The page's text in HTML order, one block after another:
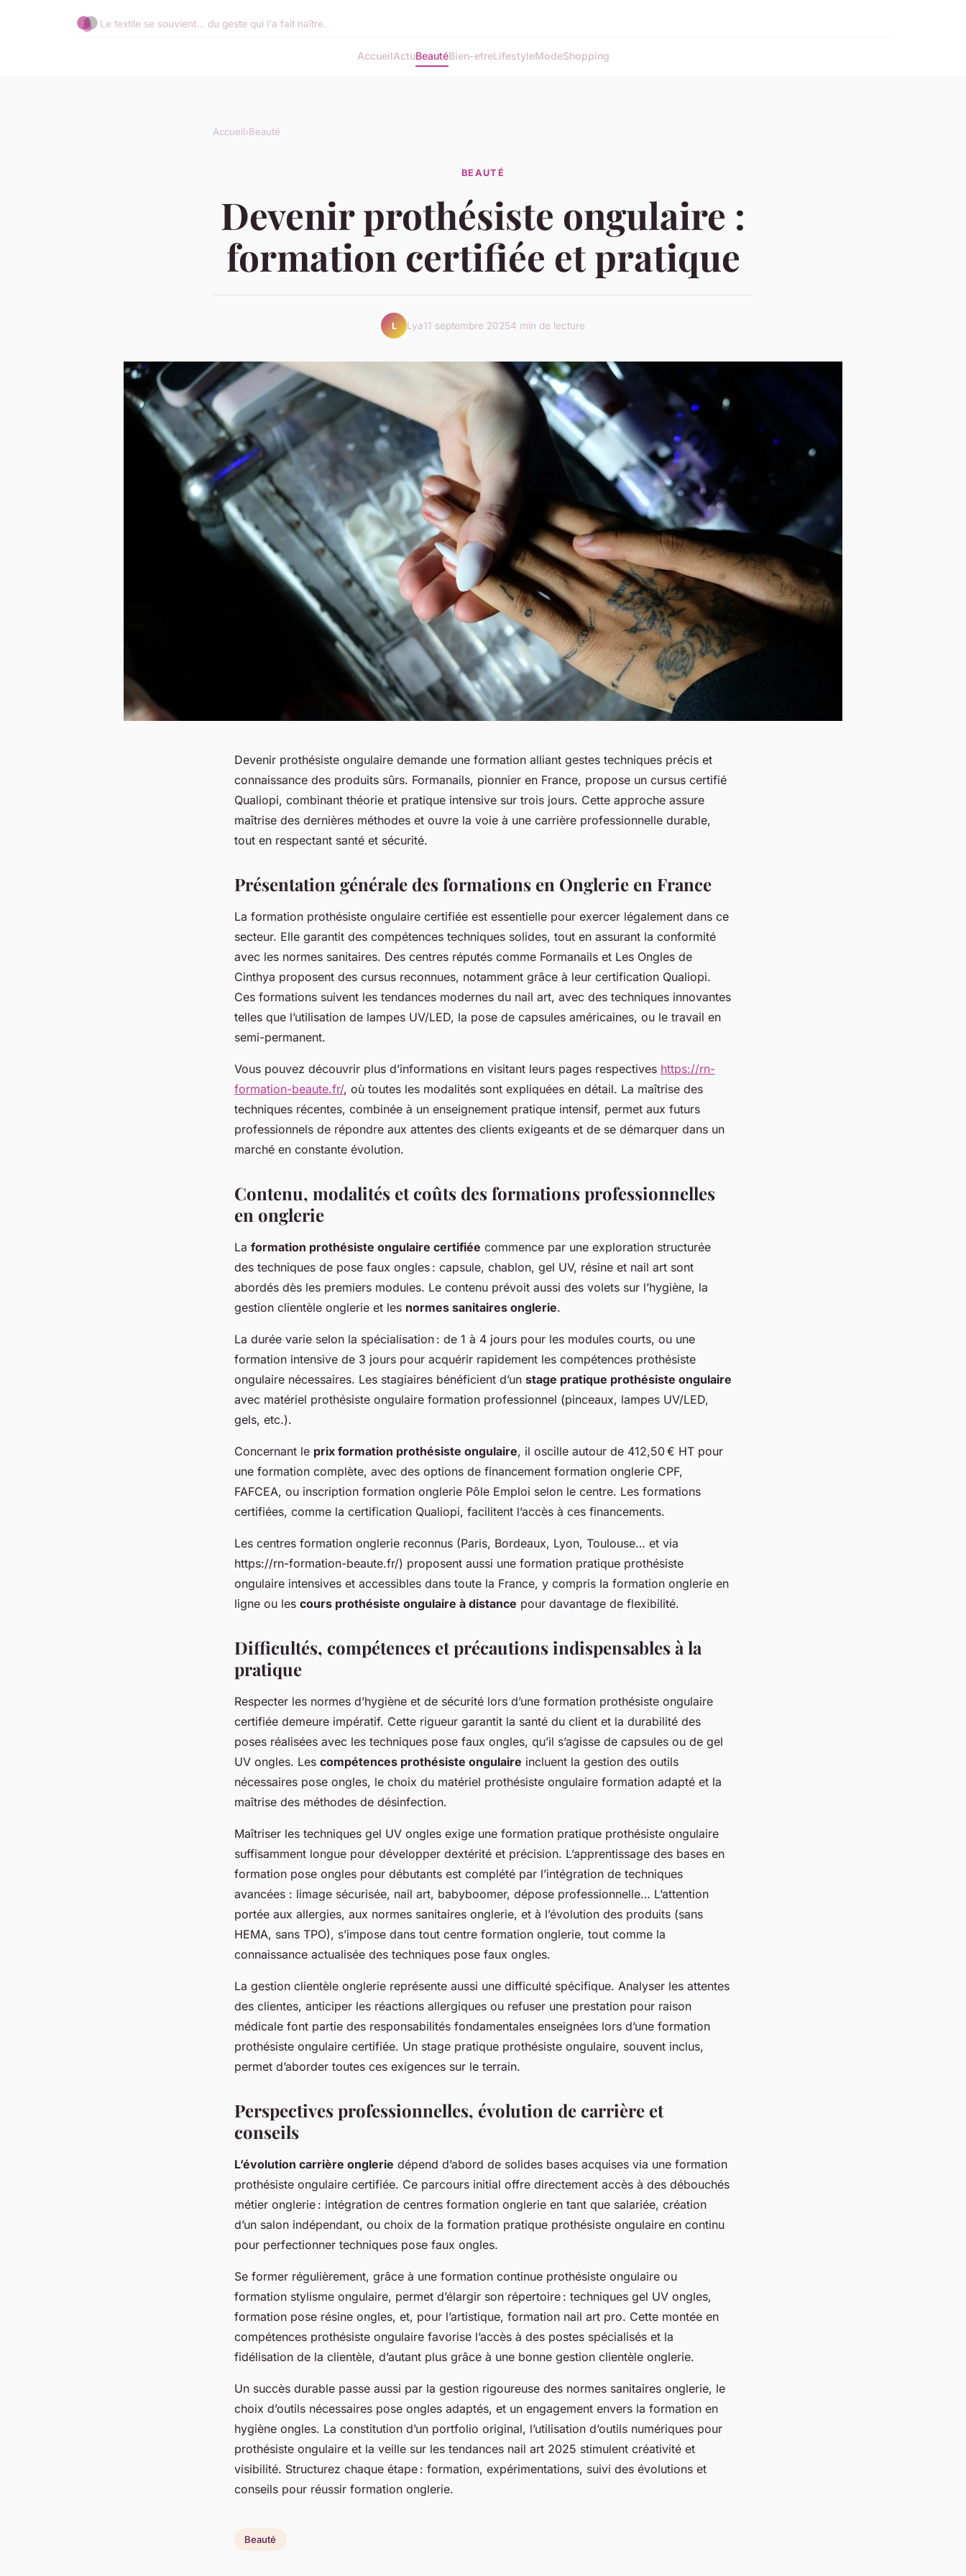
Le textile se souvient... du geste qui l'a fait naître.
AccueilActuBeautéBien-etreLifestyleModeShopping
Accueil›Beauté
BEAUTÉ
Devenir prothésiste ongulaire :
formation certifiée et pratique
L Lya11 septembre 20254 min de lecture
Devenir prothésiste ongulaire demande une formation alliant gestes techniques précis et
connaissance des produits sûrs. Formanails, pionnier en France, propose un cursus certifié
Qualiopi, combinant théorie et pratique intensive sur trois jours. Cette approche assure
maîtrise des dernières méthodes et ouvre la voie à une carrière professionnelle durable,
tout en respectant santé et sécurité.
Présentation générale des formations en Onglerie en France
La formation prothésiste ongulaire certifiée est essentielle pour exercer légalement dans ce
secteur. Elle garantit des compétences techniques solides, tout en assurant la conformité
avec les normes sanitaires. Des centres réputés comme Formanails et Les Ongles de
Cinthya proposent des cursus reconnues, notamment grâce à leur certification Qualiopi.
Ces formations suivent les tendances modernes du nail art, avec des techniques innovantes
telles que l’utilisation de lampes UV/LED, la pose de capsules américaines, ou le travail en
semi-permanent.
Vous pouvez découvrir plus d’informations en visitant leurs pages respectives https://rn-
formation-beaute.fr/, où toutes les modalités sont expliquées en détail. La maîtrise des
techniques récentes, combinée à un enseignement pratique intensif, permet aux futurs
professionnels de répondre aux attentes des clients exigeants et de se démarquer dans un
marché en constante évolution.
Contenu, modalités et coûts des formations professionnelles
en onglerie
La formation prothésiste ongulaire certifiée commence par une exploration structurée
des techniques de pose faux ongles : capsule, chablon, gel UV, résine et nail art sont
abordés dès les premiers modules. Le contenu prévoit aussi des volets sur l’hygiène, la
gestion clientèle onglerie et les normes sanitaires onglerie.
La durée varie selon la spécialisation : de 1 à 4 jours pour les modules courts, ou une
formation intensive de 3 jours pour acquérir rapidement les compétences prothésiste
ongulaire nécessaires. Les stagiaires bénéficient d’un stage pratique prothésiste ongulaire
avec matériel prothésiste ongulaire formation professionnel (pinceaux, lampes UV/LED,
gels, etc.).
Concernant le prix formation prothésiste ongulaire, il oscille autour de 412,50 € HT pour
une formation complète, avec des options de financement formation onglerie CPF,
FAFCEA, ou inscription formation onglerie Pôle Emploi selon le centre. Les formations
certifiées, comme la certification Qualiopi, facilitent l’accès à ces financements.
Les centres formation onglerie reconnus (Paris, Bordeaux, Lyon, Toulouse… et via
https://rn-formation-beaute.fr/) proposent aussi une formation pratique prothésiste
ongulaire intensives et accessibles dans toute la France, y compris la formation onglerie en
ligne ou les cours prothésiste ongulaire à distance pour davantage de flexibilité.
Difficultés, compétences et précautions indispensables à la
pratique
Respecter les normes d’hygiène et de sécurité lors d’une formation prothésiste ongulaire
certifiée demeure impératif. Cette rigueur garantit la santé du client et la durabilité des
poses réalisées avec les techniques pose faux ongles, qu’il s’agisse de capsules ou de gel
UV ongles. Les compétences prothésiste ongulaire incluent la gestion des outils
nécessaires pose ongles, le choix du matériel prothésiste ongulaire formation adapté et la
maîtrise des méthodes de désinfection.
Maîtriser les techniques gel UV ongles exige une formation pratique prothésiste ongulaire
suffisamment longue pour développer dextérité et précision. L’apprentissage des bases en
formation pose ongles pour débutants est complété par l’intégration de techniques
avancées : limage sécurisée, nail art, babyboomer, dépose professionnelle… L’attention
portée aux allergies, aux normes sanitaires onglerie, et à l’évolution des produits (sans
HEMA, sans TPO), s’impose dans tout centre formation onglerie, tout comme la
connaissance actualisée des techniques pose faux ongles.
La gestion clientèle onglerie représente aussi une difficulté spécifique. Analyser les attentes
des clientes, anticiper les réactions allergiques ou refuser une prestation pour raison
médicale font partie des responsabilités fondamentales enseignées lors d’une formation
prothésiste ongulaire certifiée. Un stage pratique prothésiste ongulaire, souvent inclus,
permet d’aborder toutes ces exigences sur le terrain.
Perspectives professionnelles, évolution de carrière et
conseils
L’évolution carrière onglerie dépend d’abord de solides bases acquises via une formation
prothésiste ongulaire certifiée. Ce parcours initial offre directement accès à des débouchés
métier onglerie : intégration de centres formation onglerie en tant que salariée, création
d’un salon indépendant, ou choix de la formation pratique prothésiste ongulaire en continu
pour perfectionner techniques pose faux ongles.
Se former régulièrement, grâce à une formation continue prothésiste ongulaire ou
formation stylisme ongulaire, permet d’élargir son répertoire : techniques gel UV ongles,
formation pose résine ongles, et, pour l’artistique, formation nail art pro. Cette montée en
compétences prothésiste ongulaire favorise l’accès à des postes spécialisés et la
fidélisation de la clientèle, d’autant plus grâce à une bonne gestion clientèle onglerie.
Un succès durable passe aussi par la gestion rigoureuse des normes sanitaires onglerie, le
choix d’outils nécessaires pose ongles adaptés, et un engagement envers la formation en
hygiène ongles. La constitution d’un portfolio original, l’utilisation d’outils numériques pour
prothésiste ongulaire et la veille sur les tendances nail art 2025 stimulent créativité et
visibilité. Structurez chaque étape : formation, expérimentations, suivi des évolutions et
conseils pour réussir formation onglerie.
Beauté